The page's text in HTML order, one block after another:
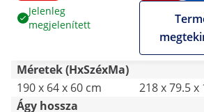
- 200 kg -
rózsaszín/arany
Jelenleg
megjelenített
kg - fehér
Méretek (HxSzéxMa)
190 x 64 x 60 cm
218 x 79.5 x
Ágy hossza